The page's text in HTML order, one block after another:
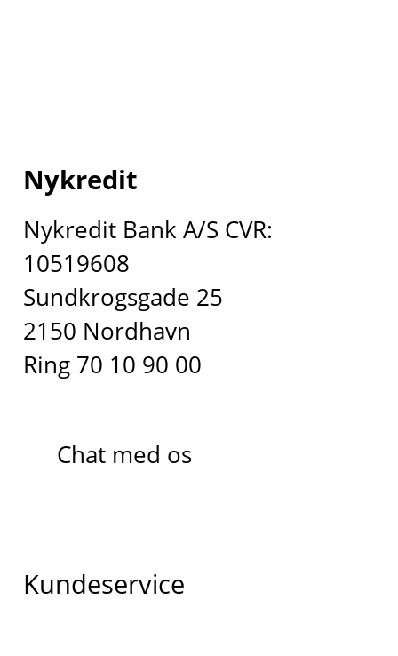
Nykredit
Nykredit Bank A/S CVR:
10519608
Sundkrogsgade 25
2150 Nordhavn
Ring 70 10 90 00
Chat med os
Kundeservice